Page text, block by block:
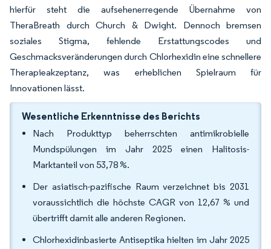
hierfür steht die aufsehenerregende Übernahme von
TheraBreath durch Church & Dwight. Dennoch bremsen
soziales Stigma, fehlende Erstattungscodes und
Geschmacksveränderungen durch Chlorhexidin eine schnellere
Therapieakzeptanz, was erheblichen Spielraum für
Innovationen lässt.
Wesentliche Erkenntnisse des Berichts
Nach Produkttyp beherrschten antimikrobielle
Mundspülungen im Jahr 2025 einen Halitosis-
Marktanteil von 53,78 %.
Der asiatisch-pazifische Raum verzeichnet bis 2031
voraussichtlich die höchste CAGR von 12,67 % und
übertrifft damit alle anderen Regionen.
Chlorhexidinbasierte Antiseptika hielten im Jahr 2025